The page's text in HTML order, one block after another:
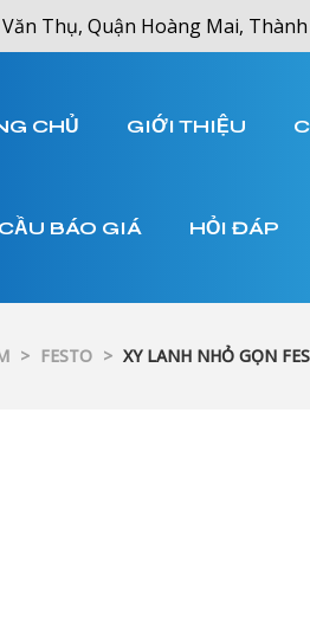
Thụ, Quận Hoàng Mai,
CHỦ GIỚI THIỆU
BÁO GIÁ HỎI ĐÁP
> FESTO > XY LANH NHỎ GỌN